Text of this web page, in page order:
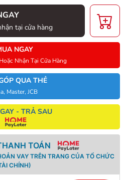
tại cửa hàng
NGAY
Nhận Tại Cửa Hàng
QUA THẺ
Master, JCB
- TRẢ SAU
TOÁN
VAY TRÊN TRANG CỦA TỔ CHỨC
CHÍNH)